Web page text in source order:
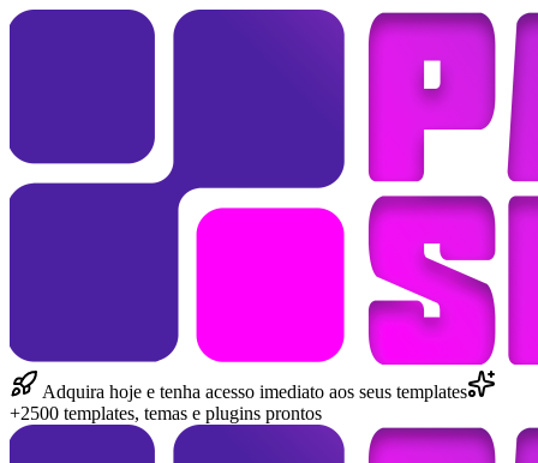
Adquira hoje e tenha acesso imediato aos seus templates
+2500 templates, temas e plugins prontos